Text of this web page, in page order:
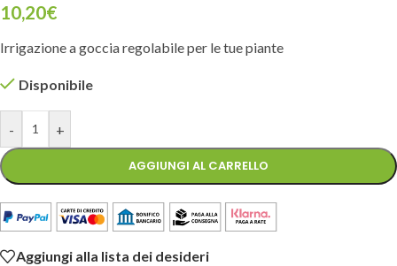
10,20€
Irrigazione a goccia regolabile per le tue piante
Disponibile
- +
AGGIUNGI AL CARRELLO
Aggiungi alla lista dei desideri